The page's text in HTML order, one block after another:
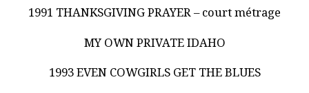
1991 THANKSGIVING PRAYER – court métrage
MY OWN PRIVATE IDAHO
1993 EVEN COWGIRLS GET THE BLUES